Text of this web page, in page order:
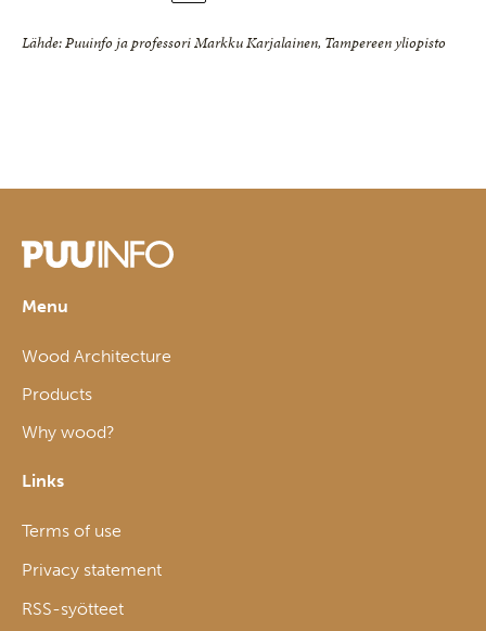
Lähde: Puuinfo ja professori Markku Karjalainen, Tampereen yliopisto
Menu
Wood Architecture
Products
Why wood?
Links
Terms of use
Privacy statement
RSS-syötteet